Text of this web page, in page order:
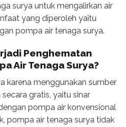
surya untuk mengalirkan air
yang diperoleh yaitu
pompa air tenaga surya.
Penghematan
Air Tenaga Surya?
karena menggunakan sumber
gratis, yaitu sinar
pompa air konvensional
pompa air tenaga surya tidak